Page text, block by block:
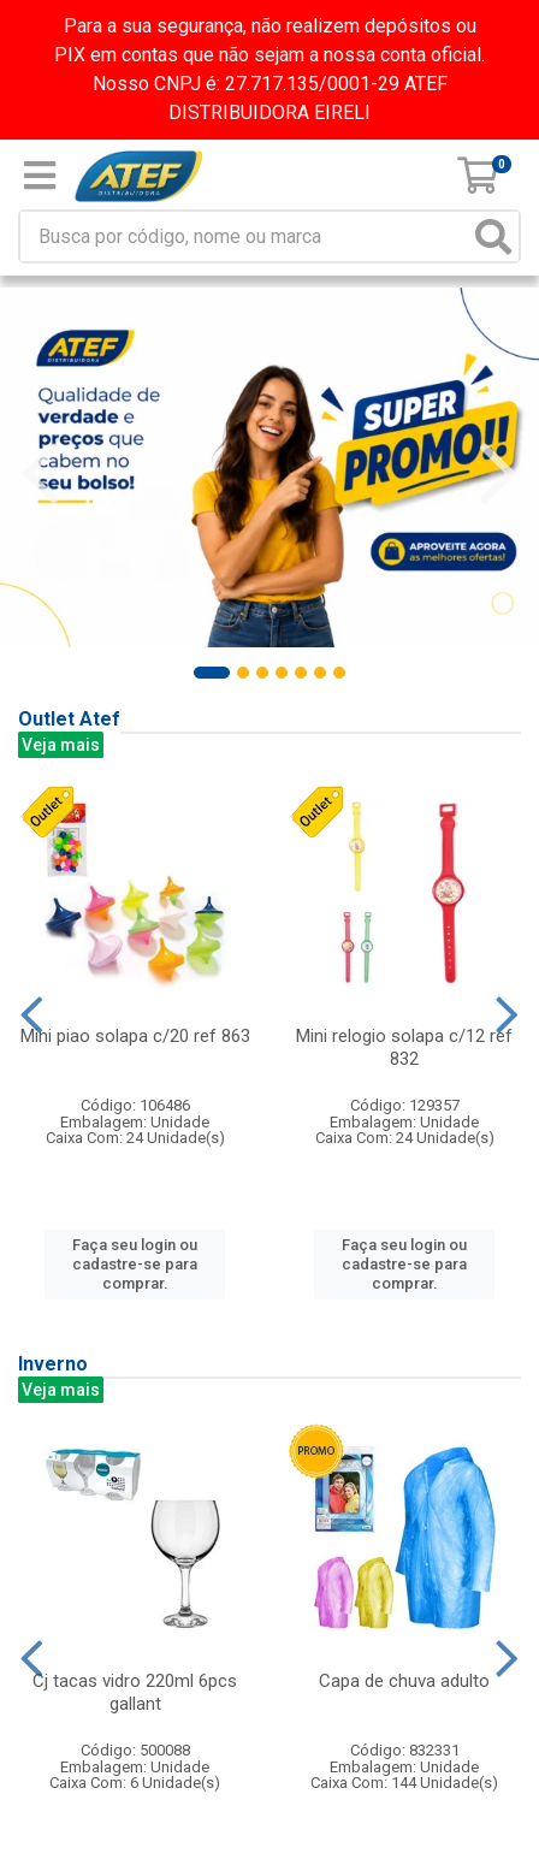
Para a sua segurança, não realizem depósitos ou
PIX em contas que não sejam a nossa conta oficial.
Nosso CNPJ é: 27.717.135/0001-29 ATEF
DISTRIBUIDORA EIRELI
0
Outlet Atef
Veja mais
Mini piao solapa c/20 ref 863
Código: 106486
Embalagem: Unidade
Caixa Com: 24 Unidade(s)
Faça seu login ou
cadastre-se para
comprar.
Mini relogio solapa c/12 ref
832
Código: 129357
Embalagem: Unidade
Caixa Com: 24 Unidade(s)
Faça seu login ou
cadastre-se para
comprar.
Inverno
Veja mais
Cj tacas vidro 220ml 6pcs
gallant
Código: 500088
Embalagem: Unidade
Caixa Com: 6 Unidade(s)
Capa de chuva adulto
Código: 832331
Embalagem: Unidade
Caixa Com: 144 Unidade(s)